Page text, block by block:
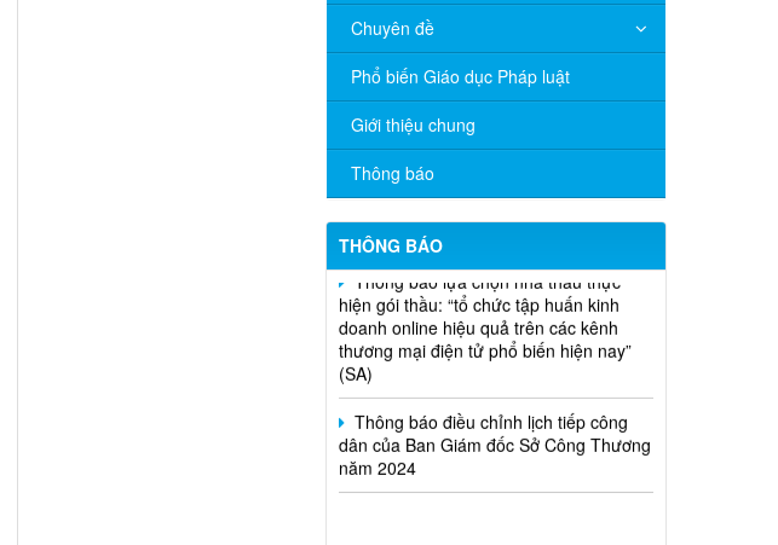
Chuyên đề
Phổ biến Giáo dục Pháp luật
Giới thiệu chung
Thông báo
THÔNG BÁO
V/v đề nghị báo cáo hệ thống phân
phối, nhãn hiệu hàng hóa và hoạt động
mua bán khí trên địa bàn tỉnh năm 2025
(nhắc lần 2).
Thông báo bán thanh lý tài sản công
theo hình thức chỉ định
Thông báo lựa chọn nhà thầu thực
doanh online hiệu quả trên các kênh
thương mại điện tử phổ biến hiện nay”
(SA)
Thông báo điều chỉnh lịch tiếp công
dân của Ban Giám đốc Sở Công Thương
năm 2024